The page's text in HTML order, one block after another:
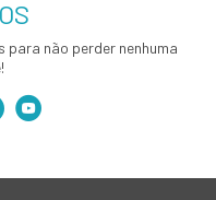
para não perder nenhuma